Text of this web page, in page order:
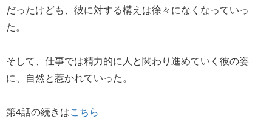
だったけども、彼に対する構えは徐々になくなっていっ
た。
そして、仕事では精力的に人と関わり進めていく彼の姿
に、自然と惹かれていった。
第4話の続きはこちら